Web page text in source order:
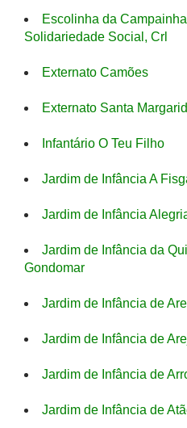
Escolinha da
Solidariedade Social, Crl
Externato Camões
Externato Santa
Infantário O Teu Filho
Jardim de Infância A
Jardim de Infância
Jardim de Infância da
Gondomar
Jardim de Infância de
Jardim de Infância de
Jardim de Infância de
Jardim de Infância de